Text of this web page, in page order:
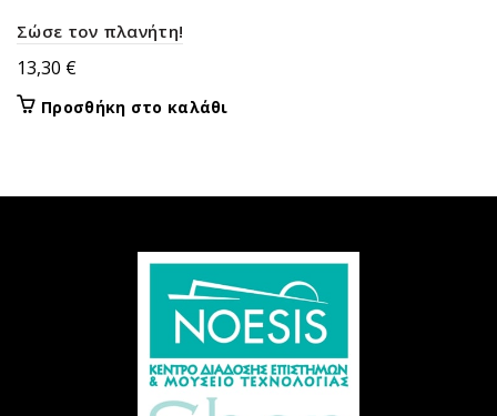
Σώσε τον πλανήτη!
13,30 €
Προσθήκη στο καλάθι